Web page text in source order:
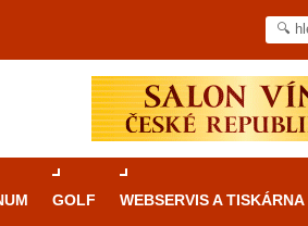
GOLF WEBSERVIS A TISKÁRNA